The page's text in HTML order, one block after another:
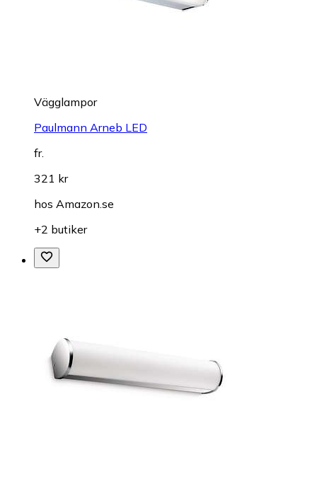
Vägglampor
Paulmann Arneb LED
fr.
321 kr
hos Amazon.se
+2 butiker